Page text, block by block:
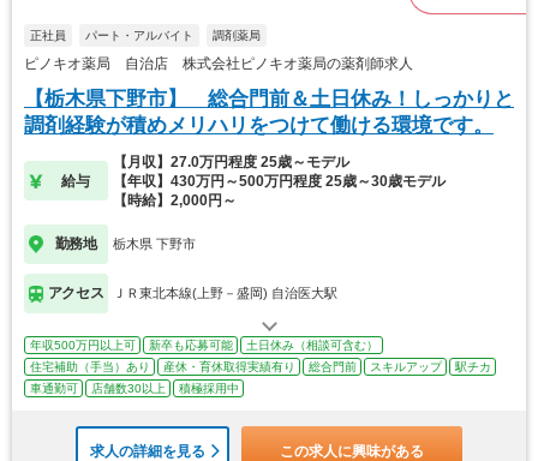
正社員 パート・アルバイト 調剤薬局
ピノキオ薬局 自治店 株式会社ピノキオ薬局の薬剤師求人
【栃木県下野市】 総合門前＆土日休み！しっかりと
調剤経験が積めメリハリをつけて働ける環境です。
給与
【月収】27.0万円程度 25歳～モデル
【年収】430万円～500万円程度 25歳～30歳モデル
【時給】2,000円～
勤務地 栃木県 下野市
アクセス ＪＲ東北本線(上野－盛岡) 自治医大駅
年収500万円以上可 新卒も応募可能
土日休み（相談可含む）
住宅補助（手当）あり
産休・育休取得実績有り 総合門前 スキルアップ
駅チカ
車通勤可
店舗数30以上 積極採用中
求人の詳細を見る この求人に興味がある